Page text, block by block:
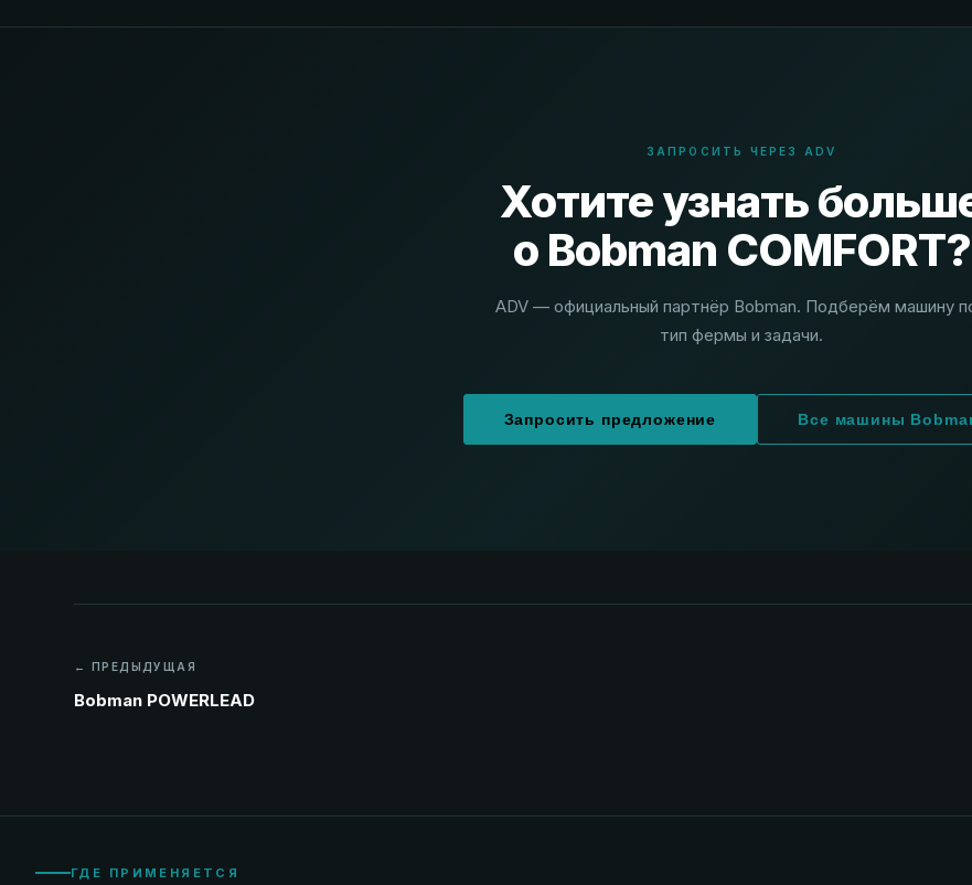
ЗАПРОСИТЬ ЧЕРЕЗ ADV
Хотите узнать
о Bobman COMFORT?
ADV — официальный партнёр Bobman. Подберём машину
тип фермы и задачи.
Запросить предложение Все машины
← ПРЕДЫДУЩАЯ
Bobman POWERLEAD
ГДЕ ПРИМЕНЯЕТСЯ